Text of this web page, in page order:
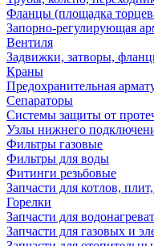
Фланцы (площадка
Запорно-регулирующая
Вентиля
Задвижки, затворы,
Краны
Предохранительная
Сепараторы
Системы защиты от
Узлы нижнего
Фильтры газовые
Фильтры для воды
Фитинги резьбовые
Запчасти для котлов,
Горелки
Запчасти для
Запчасти для газовых и